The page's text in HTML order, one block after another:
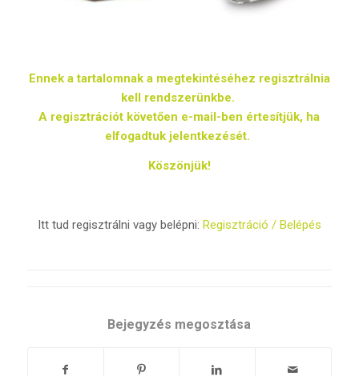
Ennek a tartalomnak a megtekintéséhez regisztrálnia
kell rendszerünkbe.
A regisztrációt követően e-mail-ben értesítjük, ha
elfogadtuk jelentkezését.
Köszönjük!
Itt tud regisztrálni vagy belépni: Regisztráció / Belépés
Bejegyzés megosztása